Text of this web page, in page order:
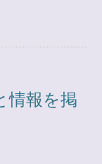
情報を掲